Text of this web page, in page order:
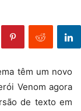
têm um novo
Venom agora
de texto em